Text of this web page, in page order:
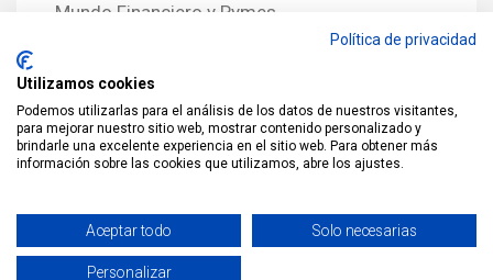
Mundo Financiero y Pymes
Noticias NewcorRED
Protagonistas
Sin categoría
Política de privacidad
Utilizamos cookies
Podemos utilizarlas para el análisis de los datos de nuestros visitantes,
para mejorar nuestro sitio web, mostrar contenido personalizado y
brindarle una excelente experiencia en el sitio web. Para obtener más
información sobre las cookies que utilizamos, abre los ajustes.
Aceptar todo Solo necesarias
Personalizar